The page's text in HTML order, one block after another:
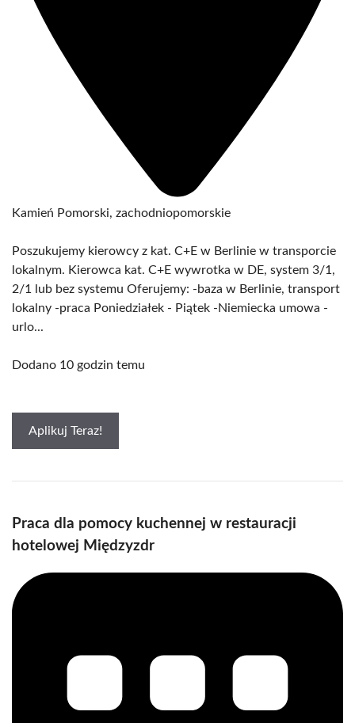
Kamień Pomorski, zachodniopomorskie
Poszukujemy kierowcy z kat. C+E w Berlinie w transporcie
lokalnym. Kierowca kat. C+E wywrotka w DE, system 3/1,
2/1 lub bez systemu Oferujemy: -baza w Berlinie, transport
lokalny -praca Poniedziałek - Piątek -Niemiecka umowa -
urlo...
Dodano 10 godzin temu
Aplikuj Teraz!
Praca dla pomocy kuchennej w restauracji
hotelowej Międzyzdr